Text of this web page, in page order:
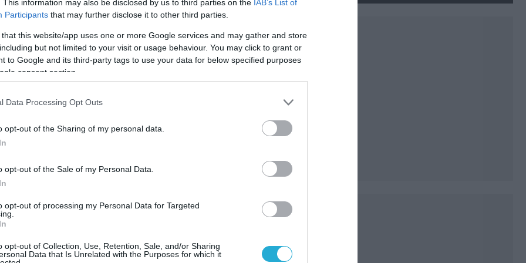
This information may also be disclosed by us to third parties on the IAB’s List of
Participants that may further disclose it to other third parties.
that this website/app uses one or more Google services and may gather and store
but not limited to your visit or usage behaviour. You may click to grant or
to Google and its third-party tags to use your data for below specified purposes
consent section.
Data Processing Opt Outs
opt-out of the Sharing of my personal data.
opt-out of the Sale of my Personal Data.
opt-out of processing my Personal Data for Targeted
opt-out of Collection, Use, Retention, Sale, and/or Sharing
Data that Is Unrelated with the Purposes for which it
Κόλπου είναι ολοένα και πιο θυμωμένα για
σε λιμάνια, αεροδρόμια και ενεργειακές
εκτός εάν το Ιράν πλήξει κρίσιμες
ηλεκτρικής ενέργειας και